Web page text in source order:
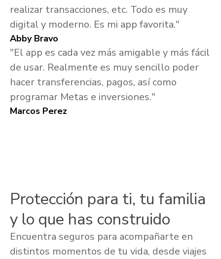
realizar transacciones, etc. Todo es muy
digital y moderno. Es mi app favorita."
Abby Bravo
"El app es cada vez más amigable y más fácil
de usar. Realmente es muy sencillo poder
hacer transferencias, pagos, así como
programar Metas e inversiones."
Marcos Perez
Protección para ti, tu familia
y lo que has construido
Encuentra seguros para acompañarte en
distintos momentos de tu vida, desde viajes